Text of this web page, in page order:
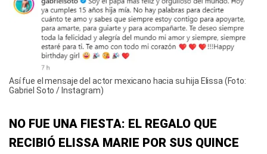
Así fue el mensaje del actor mexicano hacia su hija Elissa (Foto:
Gabriel Soto / Instagram)
NO FUE UNA FIESTA: EL REGALO QUE
RECIBIÓ ELISSA MARIE POR SUS QUINCE